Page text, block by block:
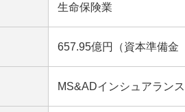
生命保険業
657.95億円（資本準備金
MS&ADインシュアラン